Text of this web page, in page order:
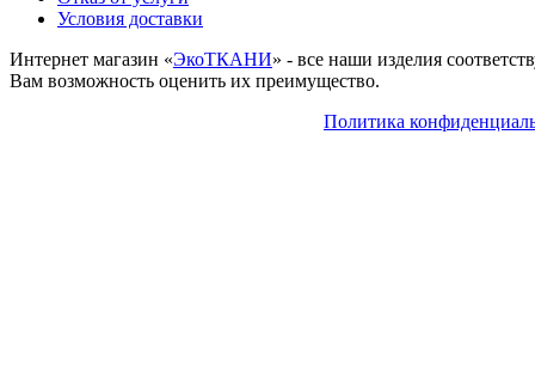
Условия доставки
Интернет магазин «ЭкоТКАНИ» - все наши изделия
Вам возможность оценить их преимущество.
Политика